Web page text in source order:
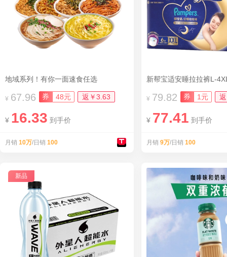
地域系列！有你一面速食任选
¥ 67.96 券 48元 返￥3.63
¥ 16.33 到手价
月销 10万/日销 100
新帮宝适安睡拉拉裤L-
¥ 79.82 券 1元
¥ 77.41 到手价
月销 9万/日销 100
新品